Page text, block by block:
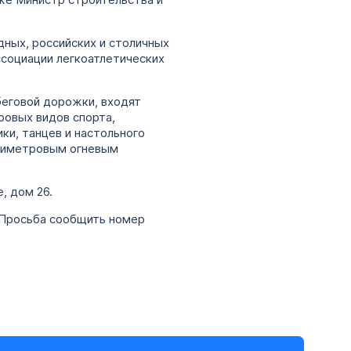
российских и столичных
легкоатлетических
дорожки, входят
видов спорта,
танцев и настольного
огневым
дом 26.
сообщить номер